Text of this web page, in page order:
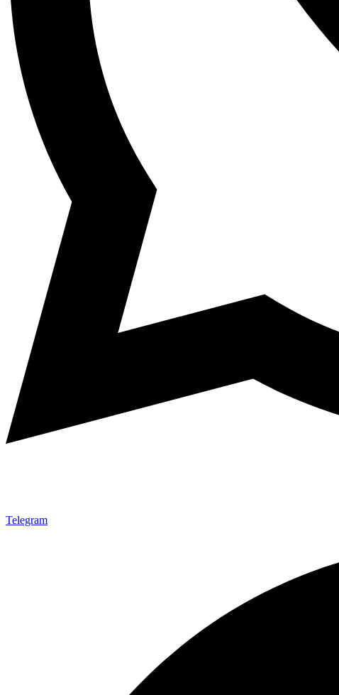
Telegram